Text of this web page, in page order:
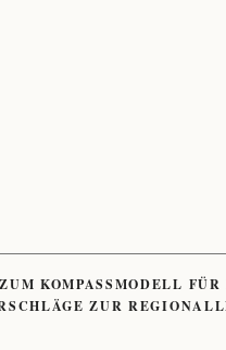
KOMPASSMODELL FÜR
ZUR